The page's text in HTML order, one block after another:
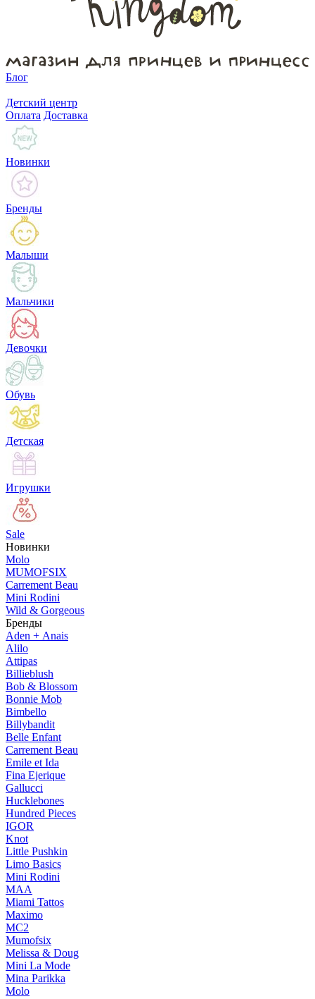
Блог
Детский центр
Оплата Доставка
Новинки
Бренды
Малыши
Мальчики
Девочки
Обувь
Детская
Игрушки
Sale
Новинки
Molo
MUMOFSIX
Carrement Beau
Mini Rodini
Wild & Gorgeous
Бренды
Aden + Anais
Alilo
Attipas
Billieblush
Bob & Blossom
Bonnie Mob
Bimbello
Billybandit
Belle Enfant
Carrement Beau
Emile et Ida
Fina Ejerique
Gallucci
Hucklebones
Hundred Pieces
IGOR
Knot
Little Pushkin
Limo Basics
Mini Rodini
MAA
Miami Tattos
Maximo
MC2
Mumofsix
Melissa & Doug
Mini La Mode
Mina Parikka
Molo